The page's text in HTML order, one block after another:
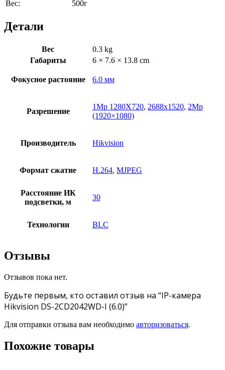
Вес: 500г
Детали
Вес
0.3 kg
Габариты
6 × 7.6 × 13.8 cm
Фокусное растояние 6.0 мм
Разрешение
1Mp 1280X720, 2688х1520, 2Mp
(1920×1080)
Производитель Hikvision
Формат сжатие H.264, MJPEG
Расстояние ИК
подсветки, м
30
Технологии BLC
Отзывы
Отзывов пока нет.
Будьте первым, кто оставил отзыв на “IP-камера
Hikvision DS-2CD2042WD-I (6.0)”
Для отправки отзыва вам необходимо авторизоваться.
Похожие товары